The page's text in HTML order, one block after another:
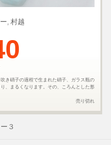
村越
き硝子の過程で生まれた硝子、ガラス瓶の
、まるくなります。その、ころんとした形
売り切れ
３